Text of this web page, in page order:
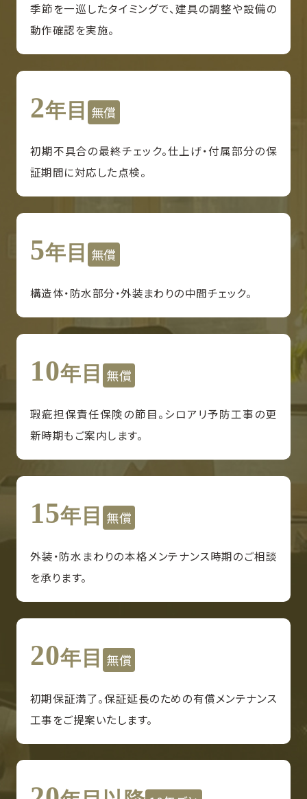
季節を一巡したタイミングで、建具の調整や設備の
動作確認を実施。
2年目 無償
初期不具合の最終チェック。仕上げ・付属部分の保
証期間に対応した点検。
5年目 無償
構造体・防水部分・外装まわりの中間チェック。
10年目 無償
瑕疵担保責任保険の節目。シロアリ予防工事の更
新時期もご案内します。
15年目 無償
外装・防水まわりの本格メンテナンス時期のご相談
を承ります。
20年目 無償
初期保証満了。保証延長のための有償メンテナンス
工事をご提案いたします。